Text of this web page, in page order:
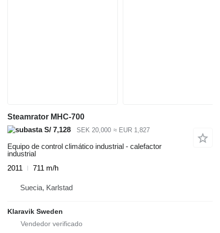
Steamrator MHC-700
S/ 7,128
SEK 20,000 ≈ EUR 1,827
Equipo de control climático industrial - calefactor
industrial
2011
711 m/h
Suecia, Karlstad
Klaravik Sweden